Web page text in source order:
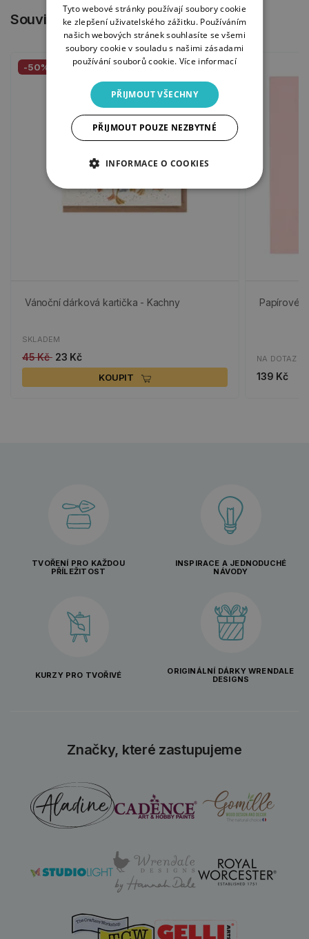
Související produkty
-50%
Vánoční dárková kartička - Kachny
SKLADEM
45 Kč 23 Kč
KOUPIT
Papírové
NA DOTAZ
139 Kč
TVOŘENÍ PRO KAŽDOU
PŘÍLEŽITOST
INSPIRACE A JEDNODUCHÉ
NÁVODY
KURZY PRO TVOŘIVÉ
ORIGINÁLNÍ DÁRKY WRENDALE
DESIGNS
Značky, které zastupujeme
Tyto webové stránky používají soubory cookie
ke zlepšení uživatelského zážitku. Používáním
našich webových stránek souhlasíte se všemi
soubory cookie v souladu s našimi zásadami
používání souborů cookie. Více informací
PŘIJMOUT VŠECHNY
PŘIJMOUT POUZE NEZBYTNÉ
INFORMACE O COOKIES